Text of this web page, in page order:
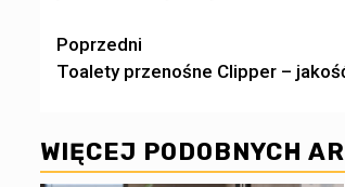
Zobacz
wpisy
Poprzedni
Toalety przenośne Clipper –
WIĘCEJ PODOBNYCH